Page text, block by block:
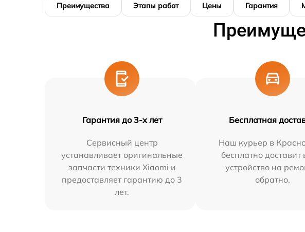
Преимущества Этапы работ Цены Гарантия
Гарантия до 3-х лет
Сервисный центр
устанавливает оригинальные
запчасти техники Xiaomi и
предоставляет гарантию до 3
лет.
Бесплатная
Наш курьер в
бесплатно доставит
устройство на
обратно.